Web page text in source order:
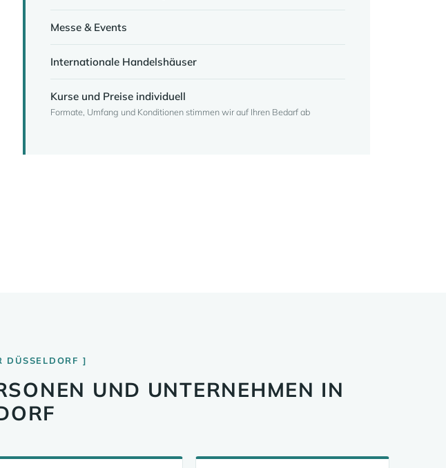
Messe & Events
Internationale Handelshäuser
Kurse und Preise individuell
Formate, Umfang und Konditionen stimmen wir auf Ihren Bedarf ab
DÜSSELDORF
UND UNTERNEHMEN IN